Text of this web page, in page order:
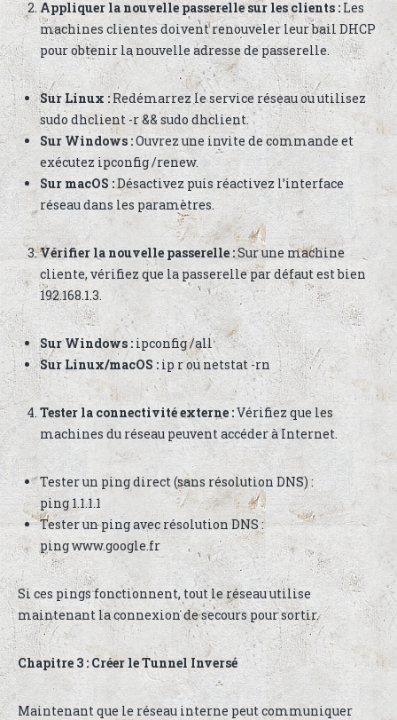
Appliquer la nouvelle passerelle sur les clients : Les
machines clientes doivent renouveler leur bail DHCP
pour obtenir la nouvelle adresse de passerelle.
Sur Linux :Redémarrez le service réseau ou utilisez
sudo dhclient -r && sudo dhclient.
Sur Windows :Ouvrez une invite de commande et
exécutez ipconfig /renew.
Sur macOS :Désactivez puis réactivez l’interface
réseau dans les paramètres.
Vérifier la nouvelle passerelle :Sur une machine
cliente, vérifiez que la passerelle par défaut est bien
192.168.1.3.
Sur Windows : ipconfig /all
Sur Linux/macOS : ip r ou netstat -rn
Tester la connectivité externe :Vérifiez que les
machines du réseau peuvent accéder à Internet.
Tester un ping direct (sans résolution DNS) :
ping 1.1.1.1
Tester un ping avec résolution DNS :
ping www.google.fr
Si ces pings fonctionnent, tout le réseau utilise
maintenant la connexion de secours pour sortir.
Chapitre 3 : Créer le Tunnel Inversé
Maintenant que le réseau interne peut communiquer